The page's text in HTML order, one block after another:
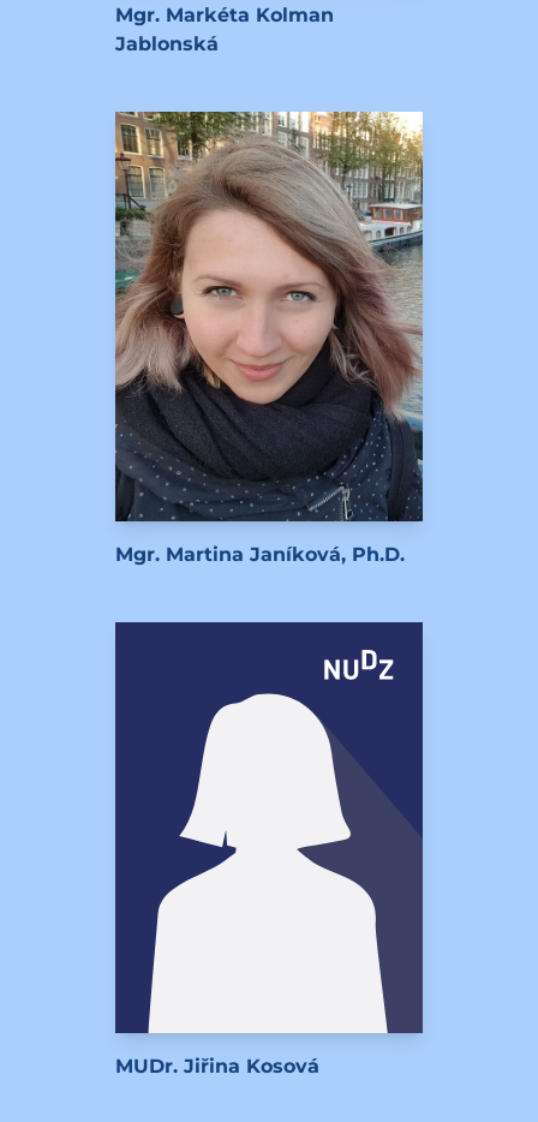
Mgr. Markéta Kolman
Jablonská
Mgr. Martina Janíková, Ph.D.
MUDr. Jiřina Kosová